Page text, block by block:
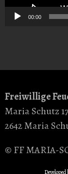
00:00
Freiwillige
Maria Schutz 17
2642 Maria
© FF MARIA-
Developed